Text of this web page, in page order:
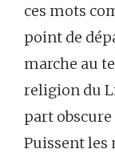
ces mots
point de
marche au
religion du
part
Puissent les